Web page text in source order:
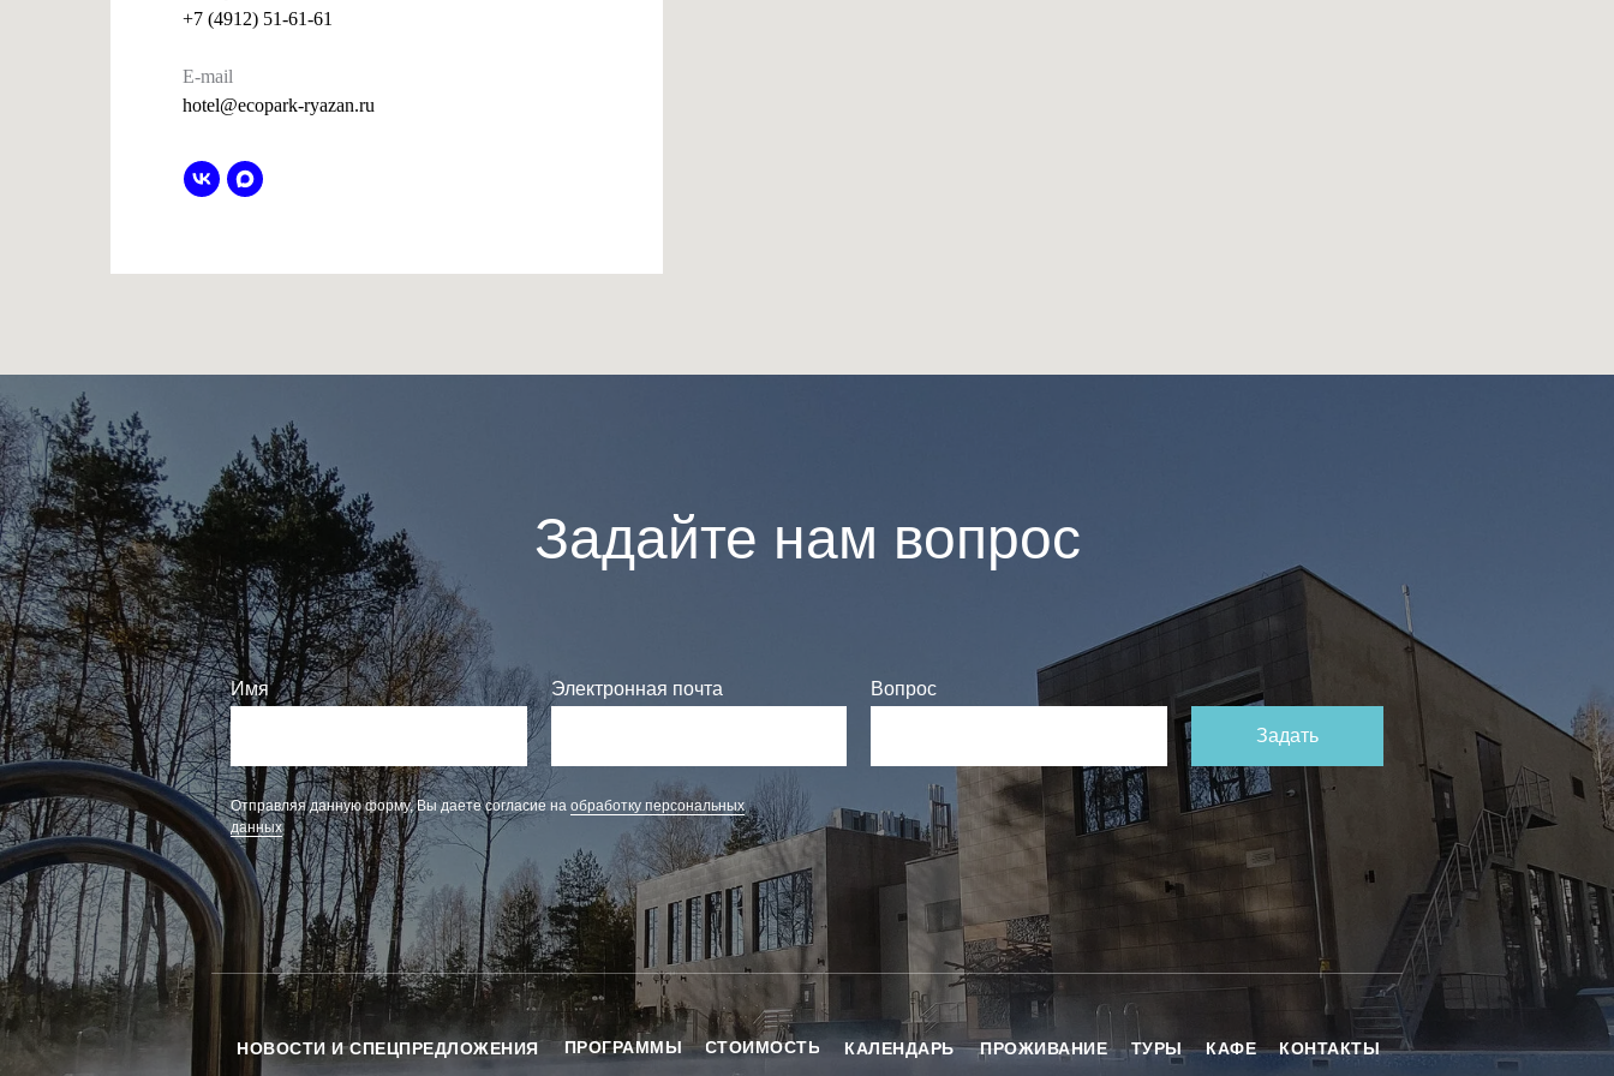
+7 (4912) 51-61-61
E-mail
hotel@ecopark-ryazan.ru
Задайте нам вопрос
Имя Электронная почта Вопрос
Задать
Отправляя данную форму, Вы даете согласие на обработку персональных
данных
НОВОСТИ И СПЕЦПРЕДЛОЖЕНИЯ ПРОГРАММЫ СТОИМОСТЬ КАЛЕНДАРЬ ТУРЫ
ПРОЖИВАНИЕ КОНТАКТЫ
КАФЕ